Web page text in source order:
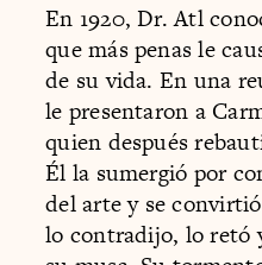
En 1920, Dr. Atl
que más penas le
de su vida. En una
le presentaron a
quien después
Él la sumergió por
del arte y se
lo contradijo, lo retó